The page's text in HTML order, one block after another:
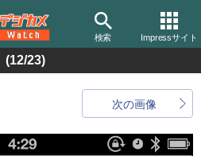
検索 Impressサイト
(12/23)
次の画像